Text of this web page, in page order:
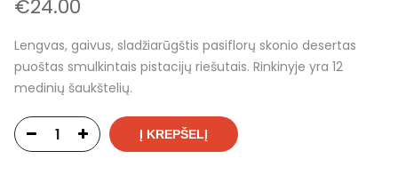
€24.00
Lengvas, gaivus, sladžiarūgštis pasiflorų skonio desertas
puoštas smulkintais pistacijų riešutais. Rinkinyje yra 12
medinių šaukštelių.
Į KREPŠELĮ